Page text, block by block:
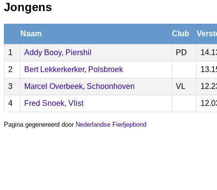
Jongens
Naam Club
1 Addy Booy, Piershil PD
2 Bert Lekkerkerker, Polsbroek
3 Marcel Overbeek, Schoonhoven VL
4 Fred Snoek, Vlist
Pagina gegenereerd door Nederlandse Fierljepbond